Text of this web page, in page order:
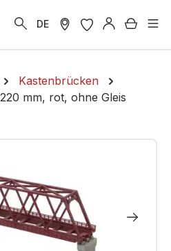
DE
Kastenbrücken
mm, rot, ohne Gleis